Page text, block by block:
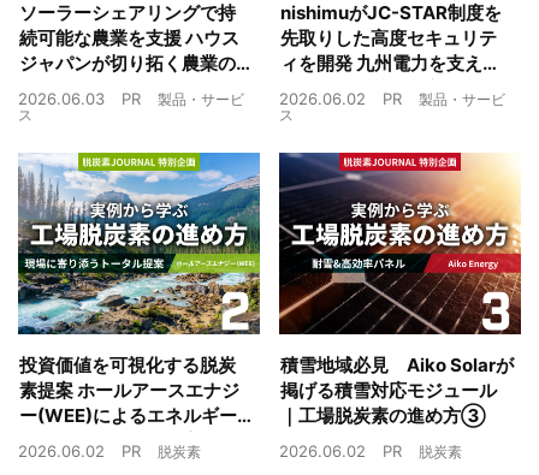
ソーラーシェアリングで持
続可能な農業を支援 ハウス
ジャパンが切り拓く農業の
未来
2026.06.03 PR
製品・サービ
ス
nishimuがJC-STAR制度を
先取りした高度セキュリテ
ィを開発 九州電力を支えた
制御技術を蓄電池市場へ
2026.06.02 PR
製品・サービ
ス
投資価値を可視化する脱炭
素提案 ホールアースエナジ
ー(WEE)によるエネルギー
戦略とは｜工場脱炭素の進
2026.06.02 PR 脱炭素
積雪地域必見 Aiko Solarが
掲げる積雪対応モジュール
｜工場脱炭素の進め方③
2026.06.02 PR 脱炭素